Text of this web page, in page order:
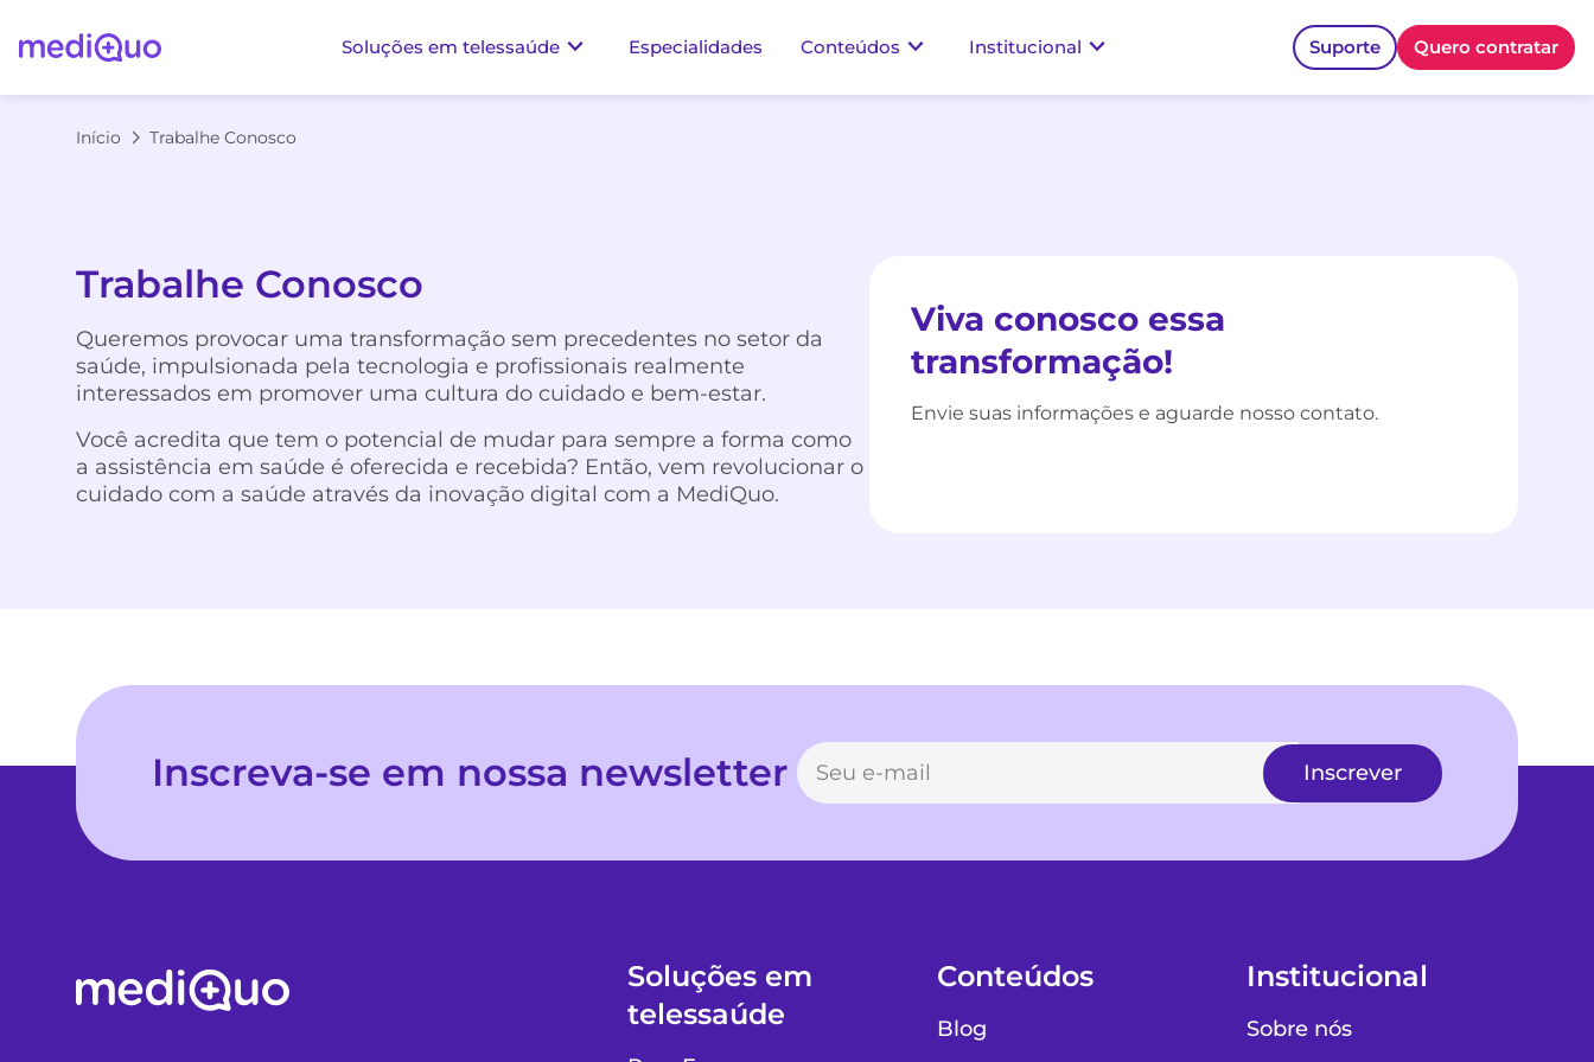
Soluções em telessaúde Especialidades Conteúdos Institucional Suporte Quero contratar
Início Trabalhe Conosco
Trabalhe Conosco
Queremos provocar uma transformação sem precedentes no setor da
saúde, impulsionada pela tecnologia e profissionais realmente
interessados em promover uma cultura do cuidado e bem-estar.
Você acredita que tem o potencial de mudar para sempre a forma como
a assistência em saúde é oferecida e recebida? Então, vem revolucionar o
cuidado com a saúde através da inovação digital com a MediQuo.
Viva conosco essa
transformação!
Envie suas informações e aguarde nosso contato.
Inscreva-se em nossa newsletter Inscrever
Soluções em
telessaúde
Conteúdos
Blog
Institucional
Sobre nós